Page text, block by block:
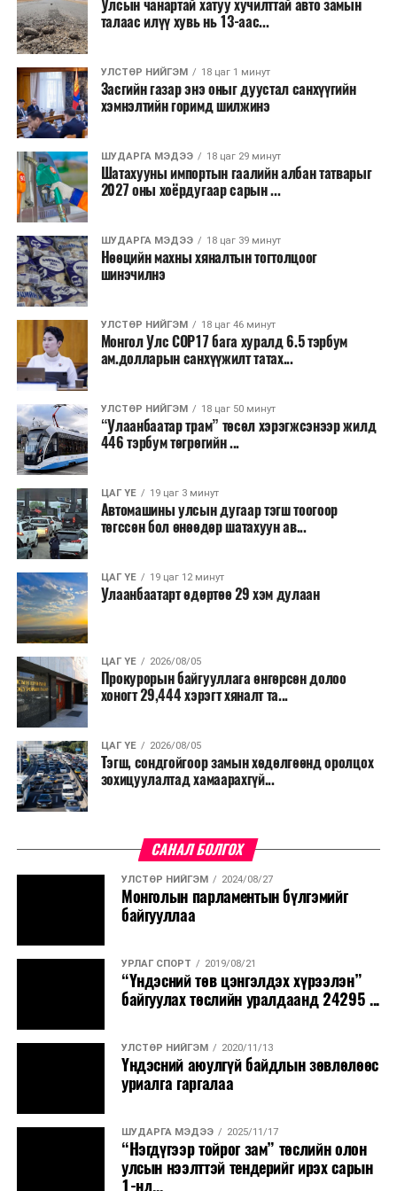
мэрэгч устгал,
тусгай зөвшөөрөл
(Шинээр олгох,
зарцуулдаг байна. Ингэснээр нэг жолооч өдөрт
8,238.6 төгрөг, жилд 1.7 сая гаруй төгрөгийн
“Улаанбаатар трам” төсөл хэрэгжиж, авто замын
ачаалал буурснаар трассын дагуух автомашинуудын
шатахууны хэмнэлт жилд 446 тэрбум төгрөгт хүрэх
боломжтой гэсэн тооцоог техник, эдийн засгийн
үндэслэлд тусгажээ.
Төсөл хэрэгжсэнээр иргэдийн зорчих хугацаа
богиносож, түгжрэлээс үүдэлтэй эдийн засгийн
алдагдал буурахын зэрэгцээ аюулгүй, найдвартай,
тав тухтай, хүртээмжтэй нийтийн тээврийн шинэ
тогтолцоо бүрдэх ач холбогдолтой юм.
Улсын чанартай хатуу хучилттай авто замын
талаас илүү хувь нь 13-аас...
УЛСТӨР НИЙГЭМ 18 цаг 1 минут
Засгийн газар энэ оныг дуустал санхүүгийн
хэмнэлтийн горимд шилжинэ
ШУДАРГА МЭДЭЭ 18 цаг 29 минут
Шатахууны импортын гаалийн албан татварыг
2027 оны хоёрдугаар сарын ...
ШУДАРГА МЭДЭЭ 18 цаг 39 минут
Нөөцийн махны хяналтын тогтолцоог
шинэчилнэ
УЛСТӨР НИЙГЭМ 18 цаг 46 минут
Монгол Улс COP17 бага хуралд 6.5 тэрбум
ам.долларын санхүүжилт татах...
УЛСТӨР НИЙГЭМ 18 цаг 50 минут
“Улаанбаатар трам” төсөл хэрэгжсэнээр жилд
446 тэрбум төгрөгийн ...
ЦАГ ҮЕ 19 цаг 3 минут
Автомашины улсын дугаар тэгш тоогоор
төгссөн бол өнөөдөр шатахуун ав...
ЦАГ ҮЕ 19 цаг 12 минут
Улаанбаатарт өдөртөө 29 хэм дулаан
ЦАГ ҮЕ 2026/08/05
Прокурорын байгууллага өнгөрсөн долоо
хоногт 29,444 хэрэгт хяналт та...
ЦАГ ҮЕ 2026/08/05
Тэгш, сондгойгоор замын хөдөлгөөнд оролцох
зохицуулалтад хамаарахгүй...
САНАЛ БОЛГОХ
УЛСТӨР НИЙГЭМ 2024/08/27
Монголын парламентын бүлгэмийг
байгууллаа
УРЛАГ СПОРТ 2019/08/21
“Үндэсний төв цэнгэлдэх хүрээлэн”
байгуулах төслийн уралдаанд 24295 ...
УЛСТӨР НИЙГЭМ 2020/11/13
Үндэсний аюулгүй байдлын зөвлөлөөс
уриалга гаргалаа
ШУДАРГА МЭДЭЭ 2025/11/17
“Нэгдүгээр тойрог зам” төслийн олон
улсын нээлттэй тендерийг ирэх сарын